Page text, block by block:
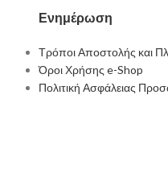
Ενημέρωση
Τρόποι Αποστολής και
Όροι Χρήσης e-Shop
Πολιτική Ασφάλειας